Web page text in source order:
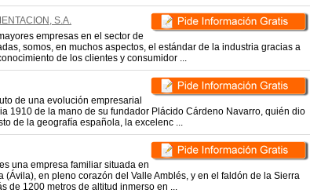
S.A.
empresas en el sector de
somos, en muchos aspectos, el estándar de la industria gracias a
de los clientes y consumidor ...
de una evolución empresarial
1910 de la mano de su fundador Plácido Cárdeno Navarro, quién dio
de la geografía española, la excelenc ...
una empresa familiar situada en
(Ávila), en pleno corazón del Valle Amblés, y en el faldón de la Sierra
de 1200 metros de altitud inmerso en ...